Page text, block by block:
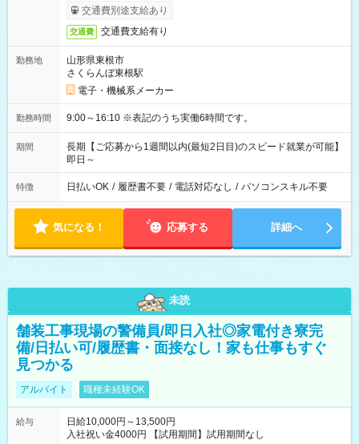
交通費別途支給あり
交通費 交通費支給有り
勤務地
山形県東根市
さくらんぼ東根駅
電子・機械系メーカー
勤務時間 9:00～16:10 ※表記のうち実働6時間です。
期間
長期【ご応募から1週間以内(最短2日目)のスピード就業が可能】
即日～
特徴 日払いOK / 履歴書不要 / 電話対応なし / パソコンスキル不要
気になる！ 応募する 詳細へ
未読
舗装工事現場の警備員/即日入社◎家電付き寮完
備/日払い可/履歴書・面接なし！家も仕事もすぐ
見つかる
アルバイト 職種未経験OK
給与
日給10,000円～13,500円
入社祝い金4000円 【試用期間】試用期間なし